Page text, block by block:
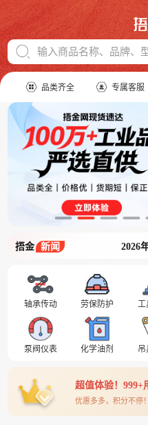
输入商品名称、品牌、
品类齐全 专属客服
捂金 新闻 2026
轴承传动 劳保防护 工
泵阀仪表 化学油剂 吊
超值体验！999+
优惠多多，积分不停！